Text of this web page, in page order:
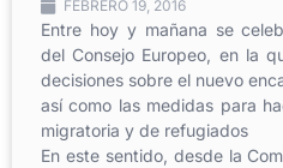
FEBRERO 19, 2016
Entre hoy y mañana se
del Consejo Europeo, en la
decisiones sobre el nuevo
así como las medidas para
migratoria y de refugiados
En este sentido, desde la